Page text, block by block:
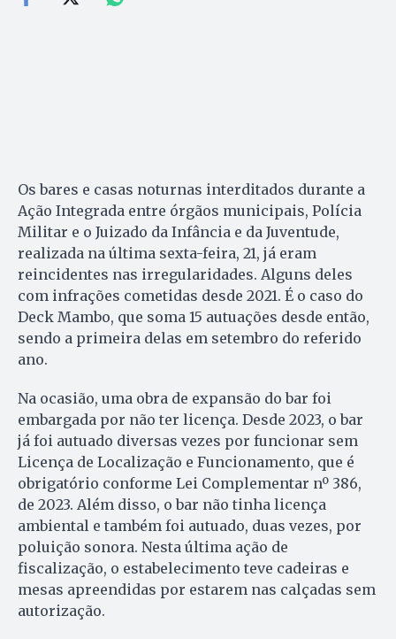
Os bares e casas noturnas interditados durante a
Ação Integrada entre órgãos municipais, Polícia
Militar e o Juizado da Infância e da Juventude,
realizada na última sexta-feira, 21, já eram
reincidentes nas irregularidades. Alguns deles
com infrações cometidas desde 2021. É o caso do
Deck Mambo, que soma 15 autuações desde então,
sendo a primeira delas em setembro do referido
ano.
Na ocasião, uma obra de expansão do bar foi
embargada por não ter licença. Desde 2023, o bar
já foi autuado diversas vezes por funcionar sem
Licença de Localização e Funcionamento, que é
obrigatório conforme Lei Complementar nº 386,
de 2023. Além disso, o bar não tinha licença
ambiental e também foi autuado, duas vezes, por
poluição sonora. Nesta última ação de
fiscalização, o estabelecimento teve cadeiras e
mesas apreendidas por estarem nas calçadas sem
autorização.